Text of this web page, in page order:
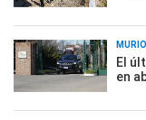
El
en